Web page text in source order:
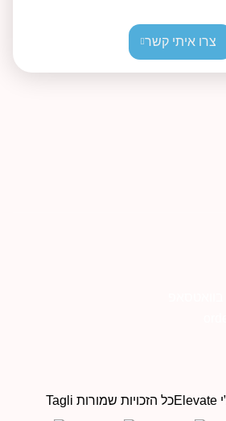
צרו איתי קשר
כל הזכויות שמורות Tagli